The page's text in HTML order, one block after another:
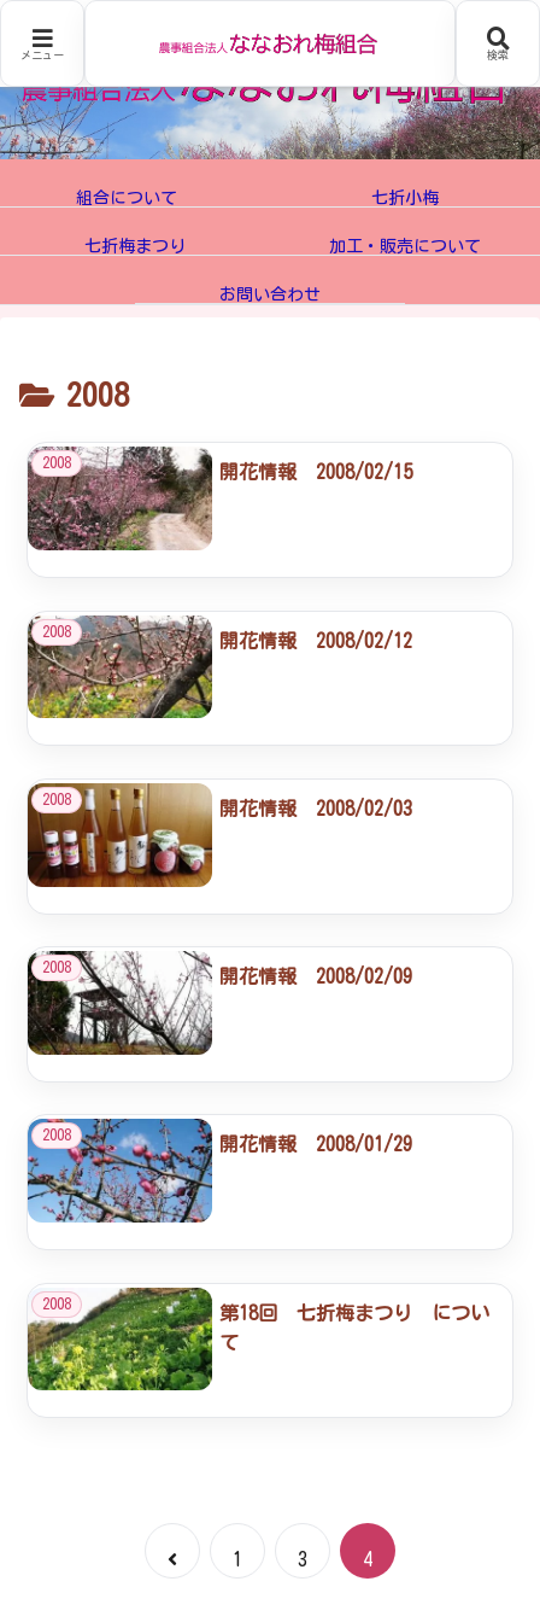
組合について 七折小梅
七折梅まつり 加工・販売について
お問い合わせ
2008
2008 開花情報 2008/02/15
2008 開花情報 2008/02/12
2008 開花情報 2008/02/03
2008 開花情報 2008/02/09
2008 開花情報 2008/01/29
2008
第18回 七折梅まつり につい
て
前 1 3 4
メニュー 検索